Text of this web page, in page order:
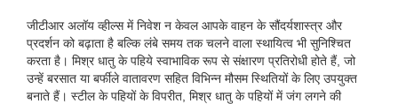
जीटीआर अलॉय व्हील्स में निवेश न केवल आपके वाहन के सौंदर्यशास्त्र और
प्रदर्शन को बढ़ाता है बल्कि लंबे समय तक चलने वाला स्थायित्व भी सुनिश्चित
करता है। मिश्र धातु के पहिये स्वाभाविक रूप से संक्षारण प्रतिरोधी होते हैं, जो
उन्हें बरसात या बर्फीले वातावरण सहित विभिन्न मौसम स्थितियों के लिए उपयुक्त
बनाते हैं। स्टील के पहियों के विपरीत, मिश्र धातु के पहियों में जंग लगने की